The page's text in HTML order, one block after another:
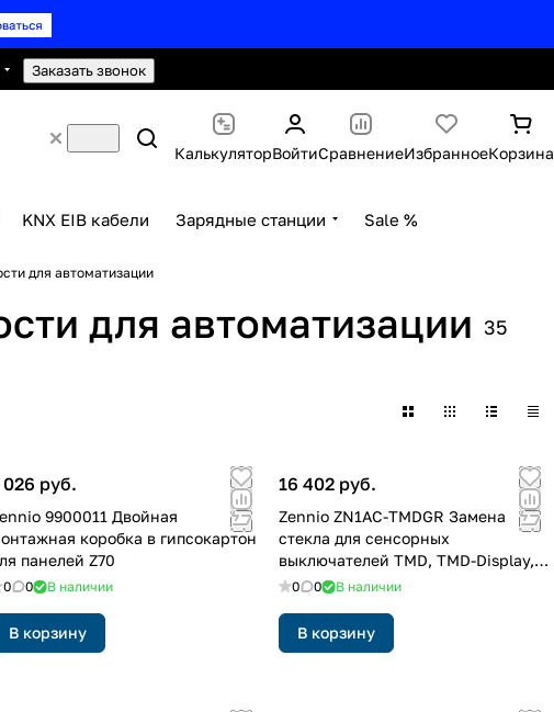
Заказать звонок
КалькуляторВойтиСравнениеИзбранноеКорзина
KNX EIB кабели Зарядные станции Sale %
для автоматизации
для автоматизации 35
026 руб.
9900011 Двойная
коробка в гипсокартон
панелей Z70
0 0 В наличии
В корзину
16 402 руб.
Zennio ZN1AC-TMDGR Замена
стекла для сенсорных
выключателей TMD, TMD-Display,
SQTMD и SQTMD-Display
0 0 В наличии
В корзину